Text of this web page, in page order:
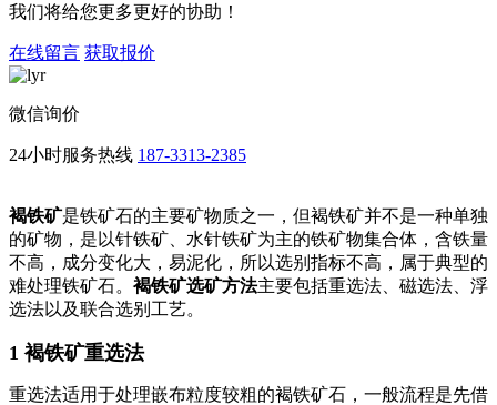
我们将给您更多更好的协助！
在线留言 获取报价
微信询价
24小时服务热线 187-3313-2385
褐铁矿是铁矿石的主要矿物质之一，但褐铁矿并不是一种单独
的矿物，是以针铁矿、水针铁矿为主的铁矿物集合体，含铁量
不高，成分变化大，易泥化，所以选别指标不高，属于典型的
难处理铁矿石。 褐铁矿选矿方法主要包括重选法、磁选法、浮
选法以及联合选别工艺。
1 褐铁矿重选法
重选法适用于处理嵌布粒度较粗的褐铁矿石，一般流程是先借